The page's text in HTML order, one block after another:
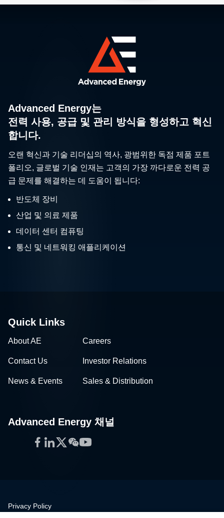
Advanced Energy는
전력 사용, 공급 및 관리 방식을 형성하고 혁신
합니다.
오랜 혁신과 기술 리더십의 역사, 광범위한 독점 제품 포트
폴리오, 글로벌 기술 인재는 고객의 가장 까다로운 전력 공
급 문제를 해결하는 데 도움이 됩니다:
반도체 장비
산업 및 의료 제품
데이터 센터 컴퓨팅
통신 및 네트워킹 애플리케이션
Quick Links
About AE Careers
Contact Us Investor Relations
News & Events Sales & Distribution
Advanced Energy 채널
Facebook
LinkedIn
Twitter
WeChat
YouTube
Privacy Policy